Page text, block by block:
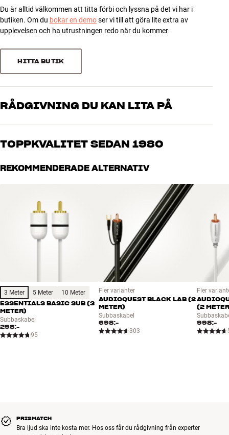
GENERELLA EGENSKAPER
Multicore, 7 enkelledare i 99,99 % rent OFC-koppar
Dubbel skärmning (OFC-kopparväv/aluminiumfolie)
Guldpläterade kontaktytor
Diameter: 2,6 mm
3
2
Sortera efter
Du är alltid välkommen att titta förbi och lyssna på det vi har i
butiken. Om du bokar en demoser vi till att göra lite extra av
upplevelsen och ha utrustningen redo när du kommer
HITTA BUTIK
RÅDGIVNING DU KAN LITA PÅ
Våra medarbetare är riktiga entusiaster som kan produkterna och
vad du drömmer om, så hjälper vi dig att hitta den lösning som
TOPPKVALITET SEDAN 1980
noggrant utvalda och byggda för att hålla i många år. Bra för både
REKOMMENDERADE ALTERNATIV
3 Meter 5 Meter 10 Meter
ESSENTIALS BASIC SUB (3
METER)
Subbaskabel
298:-
95
Fler varianter
AUDIOQUEST BLACK LAB (2
METER)
Subbaskabel
698:-
303
Fler
(2
998:-
PRISMATCH
Bra ljud ska inte kosta mer. Hos oss får du rådgivning från experter